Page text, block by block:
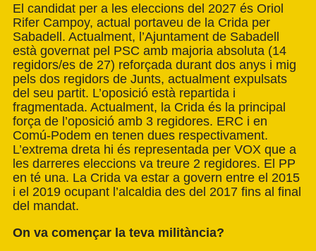
El candidat per a les eleccions del 2027 és Oriol
Rifer Campoy, actual portaveu de la Crida per
Sabadell. Actualment, l’Ajuntament de Sabadell
està governat pel PSC amb majoria absoluta (14
regidors/es de 27) reforçada durant dos anys i mig
pels dos regidors de Junts, actualment expulsats
del seu partit. L’oposició està repartida i
fragmentada. Actualment, la Crida és la principal
força de l’oposició amb 3 regidores. ERC i en
Comú-Podem en tenen dues respectivament.
L’extrema dreta hi és representada per VOX que a
les darreres eleccions va treure 2 regidores. El PP
en té una. La Crida va estar a govern entre el 2015
i el 2019 ocupant l’alcaldia des del 2017 fins al final
del mandat.
On va començar la teva militància?